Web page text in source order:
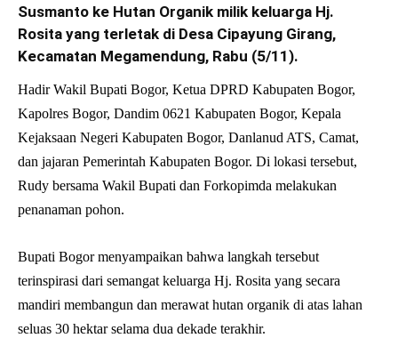
Susmanto ke Hutan Organik milik keluarga Hj.
Rosita yang terletak di Desa Cipayung Girang,
Kecamatan Megamendung, Rabu (5/11).
Hadir Wakil Bupati Bogor, Ketua DPRD Kabupaten Bogor,
Kapolres Bogor, Dandim 0621 Kabupaten Bogor, Kepala
Kejaksaan Negeri Kabupaten Bogor, Danlanud ATS, Camat,
dan jajaran Pemerintah Kabupaten Bogor. Di lokasi tersebut,
Rudy bersama Wakil Bupati dan Forkopimda melakukan
penanaman pohon.
Bupati Bogor menyampaikan bahwa langkah tersebut
terinspirasi dari semangat keluarga Hj. Rosita yang secara
mandiri membangun dan merawat hutan organik di atas lahan
seluas 30 hektar selama dua dekade terakhir.